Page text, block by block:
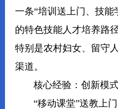
一条“培训送上门、技能
的特色技能人才培养路
特别是农村妇女、留守
渠道。
核心经验：创新模
“移动课堂”送教上